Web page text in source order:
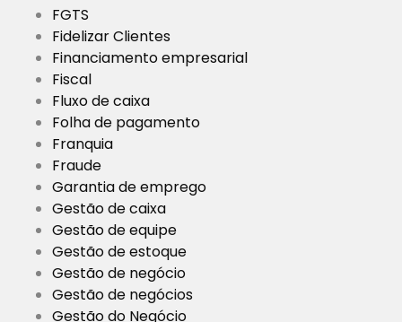
FGTS
Fidelizar Clientes
Financiamento empresarial
Fiscal
Fluxo de caixa
Folha de pagamento
Franquia
Fraude
Garantia de emprego
Gestão de caixa
Gestão de equipe
Gestão de estoque
Gestão de negócio
Gestão de negócios
Gestão do Negócio